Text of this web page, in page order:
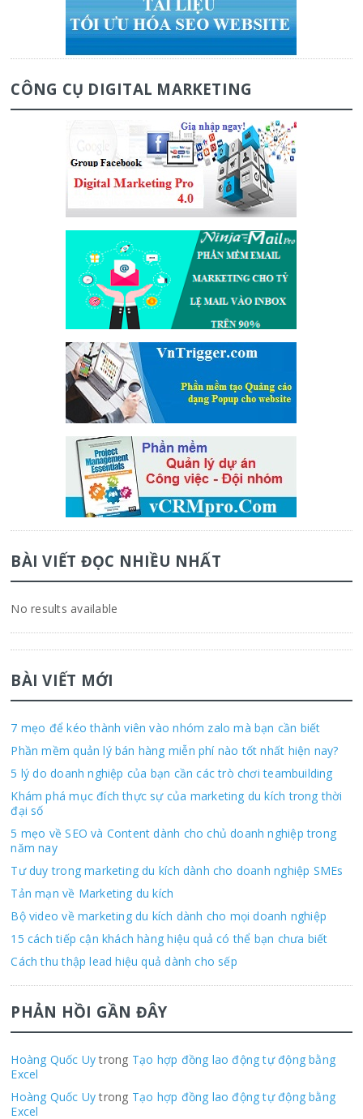
CÔNG CỤ DIGITAL MARKETING
BÀI VIẾT ĐỌC NHIỀU NHẤT
No results available
BÀI VIẾT MỚI
7 mẹo để kéo thành viên vào nhóm zalo mà bạn cần biết
Phần mềm quản lý bán hàng miễn phí nào tốt nhất hiện nay?
5 lý do doanh nghiệp của bạn cần các trò chơi teambuilding
Khám phá mục đích thực sự của marketing du kích trong thời
đại số
5 mẹo về SEO và Content dành cho chủ doanh nghiệp trong
năm nay
Tư duy trong marketing du kích dành cho doanh nghiệp SMEs
Tản mạn về Marketing du kích
Bộ video về marketing du kích dành cho mọi doanh nghiệp
15 cách tiếp cận khách hàng hiệu quả có thể bạn chưa biết
Cách thu thập lead hiệu quả dành cho sếp
PHẢN HỒI GẦN ĐÂY
Hoàng Quốc Uytrong Tạo hợp đồng lao động tự động bằng
Excel
Hoàng Quốc Uytrong Tạo hợp đồng lao động tự động bằng
Excel